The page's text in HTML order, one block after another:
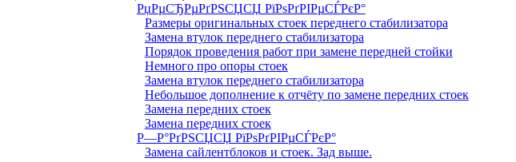
РџРµСЂРµРґРЅСЏСЏ РїРѕРґРІРµСЃРєР°
Размеры оригинальных стоек переднего стабилизатора
Замена втулок переднего стабилизатора
Порядок проведения работ при замене передней стойки
Немного про опоры стоек
Замена втулок переднего стабилизатора
Небольшое дополнение к отчёту по замене передних стоек
Замена передних стоек
Замена передних стоек
Р—Р°РґРЅСЏСЏ РїРѕРґРІРµСЃРєР°
Замена сайлентблоков и стоек. Зад выше.